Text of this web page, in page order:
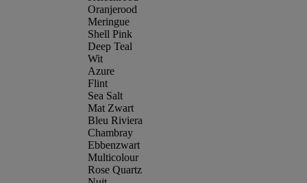
Oranjerood
Meringue
Shell Pink
Deep Teal
Wit
Azure
Flint
Sea Salt
Mat Zwart
Bleu Riviera
Chambray
Ebbenzwart
Multicolour
Rose Quartz